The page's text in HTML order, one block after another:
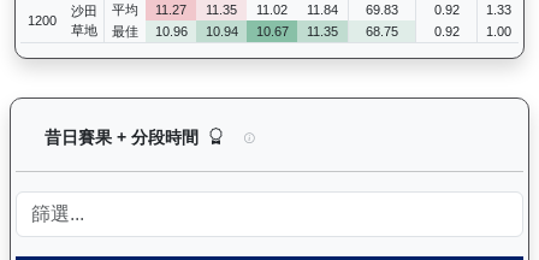
1200
沙田
草地
平均 11.27 11.35 11.02 11.84 69.83 0.92
1.33
最佳
10.96 10.94 10.67 11.35 68.75 0.92 1.00
昔日賽果 + 分段時間 煌上（L301）— 昔日賽果及分段時